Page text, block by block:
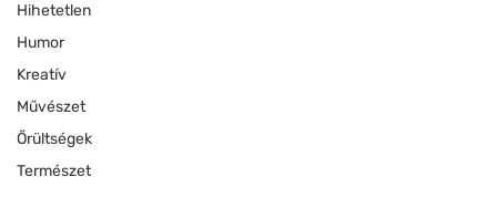
Hihetetlen
Humor
Kreatív
Művészet
Őrültségek
Természet